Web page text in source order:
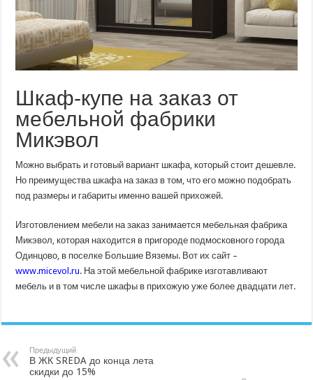
Шкаф-купе на заказ от
мебельной фабрики
Микэвол
Можно выбрать и готовый вариант шкафа, который стоит дешевле.
Но преимущества шкафа на заказ в том, что его можно подобрать
под размеры и габариты именно вашей прихожей.
Изготовлением мебели на заказ занимается мебельная фабрика
Микэвол, которая находится в пригороде подмосковного города
Одинцово, в поселке Большие Вяземы. Вот их сайт –
www.micevol.ru. На этой мебельной фабрике изготавливают
мебель и в том числе шкафы в прихожую уже более двадцати лет.
Предыдущий
В ЖК SREDA до конца лета
скидки до 15%